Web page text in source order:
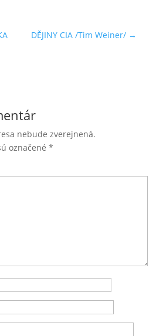
DĚJINY CIA /Tim Weiner/ →
nebude zverejnená.
označené *